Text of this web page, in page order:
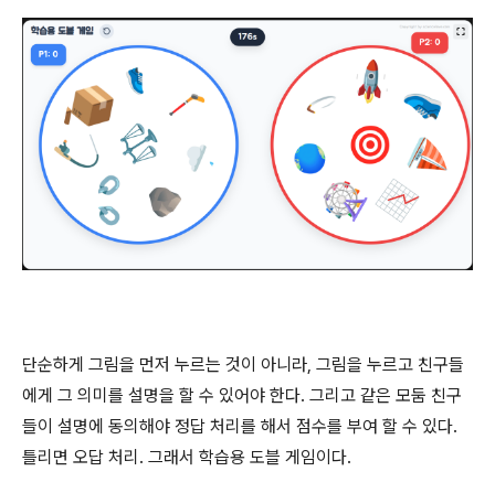
단순하게 그림을 먼저 누르는 것이 아니라, 그림을 누르고 친구들
에게 그 의미를 설명을 할 수 있어야 한다. 그리고 같은 모둠 친구
들이 설명에 동의해야 정답 처리를 해서 점수를 부여 할 수 있다.
틀리면 오답 처리. 그래서 학습용 도블 게임이다.